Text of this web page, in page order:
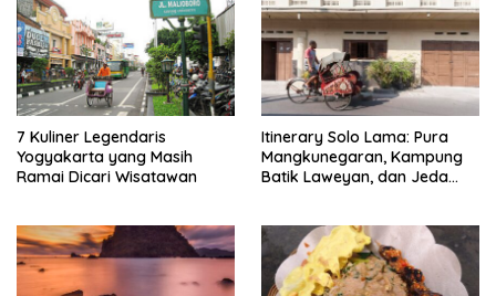
7 Kuliner Legendaris
Yogyakarta yang Masih
Ramai Dicari Wisatawan
Itinerary Solo Lama: Pura
Mangkunegaran, Kampung
Batik Laweyan, dan Jeda